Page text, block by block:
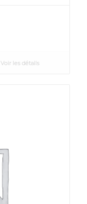
Voir les détails